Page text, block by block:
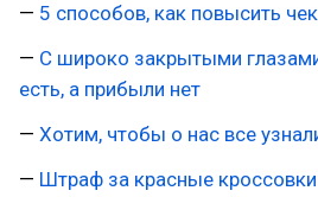
— 5 способов, как повысить
— С широко закрытыми
есть, а прибыли нет
— Хотим, чтобы о нас все
— Штраф за красные